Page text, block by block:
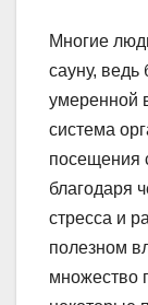
Многие
сауну, ведь
умеренной
система
посещения
благодаря
стресса и
полезном
множество